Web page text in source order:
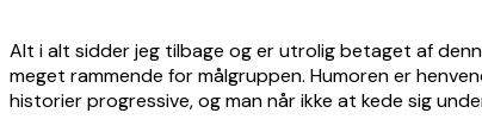
Alt i alt sidder jeg tilbage og er utrolig betaget af
meget rammende for målgruppen. Humoren er
historier progressive, og man når ikke at kede sig